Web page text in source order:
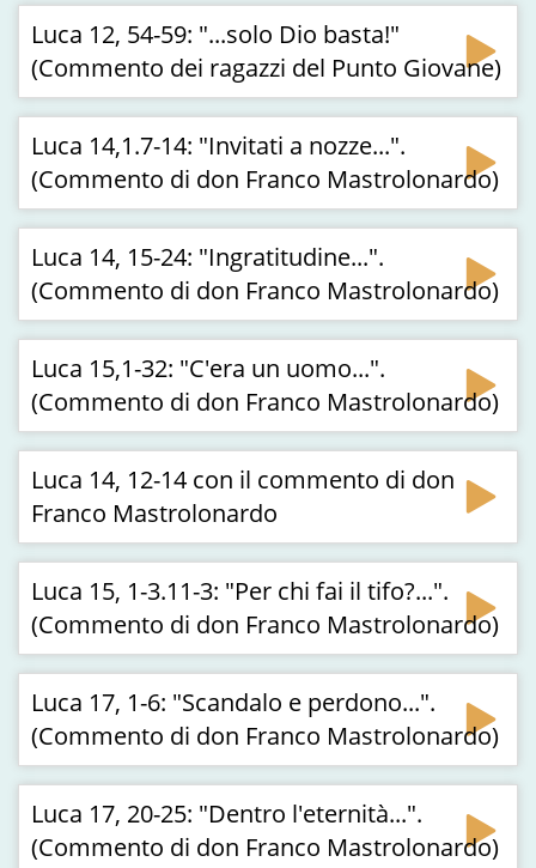
Luca 12, 54-59: "...solo Dio basta!"
(Commento dei ragazzi del Punto Giovane)
Luca 14,1.7-14: "Invitati a nozze...".
(Commento di don Franco Mastrolonardo)
Luca 14, 15-24: "Ingratitudine...".
(Commento di don Franco Mastrolonardo)
Luca 15,1-32: "C'era un uomo...".
(Commento di don Franco Mastrolonardo)
Luca 14, 12-14 con il commento di don
Franco Mastrolonardo
Luca 15, 1-3.11-3: "Per chi fai il tifo?...".
(Commento di don Franco Mastrolonardo)
Luca 17, 1-6: "Scandalo e perdono...".
(Commento di don Franco Mastrolonardo)
Luca 17, 20-25: "Dentro l'eternità...".
(Commento di don Franco Mastrolonardo)